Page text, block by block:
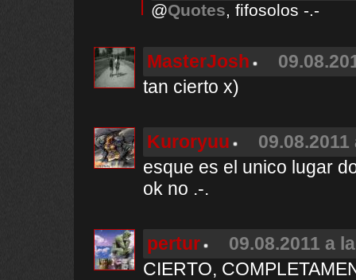
@Quotes, fifosolos -.-
MasterJosh
tan cierto x)
Kuroryuu
esque es el unico lugar
ok no .-.
pertur
09.08.2011 a
CIERTO,